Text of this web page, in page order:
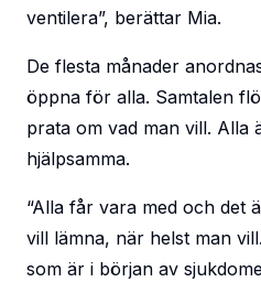
ventilera”, berättar Mia.
De flesta månader
öppna för alla. Samtalen
prata om vad man vill. Alla
hjälpsamma.
“Alla får vara med och det
vill lämna, när helst man
som är i början av